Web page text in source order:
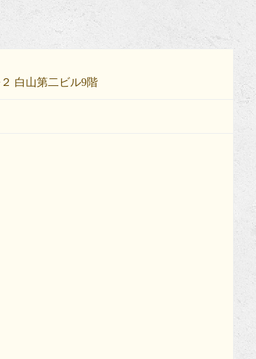
白山第二ビル9階